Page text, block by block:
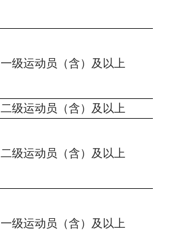
一级运动员（含）及以上
二级运动员（含）及以上
二级运动员（含）及以上
一级运动员（含）及以上